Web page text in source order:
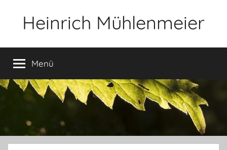
Heinrich Mühlenmeier
Glauben,
Umwelt,
Fotografie,
Menü